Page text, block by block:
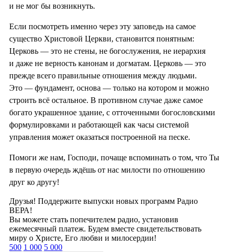
и не мог бы возникнуть.
Если посмотреть именно через эту заповедь на самое
существо Христовой Церкви, становится понятным:
Церковь — это не стены, не богослужения, не иерархия
и даже не верность канонам и догматам. Церковь — это
прежде всего правильные отношения между людьми.
Это — фундамент, основа — только на котором и можно
строить всё остальное. В противном случае даже самое
богато украшенное здание, с отточенными богословскими
формулировками и работающей как часы системой
управления может оказаться построенной на песке.
Помоги же нам, Господи, почаще вспоминать о том, что Ты
в первую очередь ждёшь от нас милости по отношению
друг ко другу!
Друзья! Поддержите выпуски новых программ Радио
ВЕРА!
Вы можете стать попечителем радио, установив
ежемесячный платеж. Будем вместе свидетельствовать
миру о Христе, Его любви и милосердии!
500 1 000 5 000